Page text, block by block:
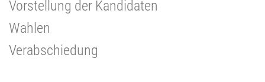
Vorstellung der Kandidaten
Wahlen
Verabschiedung